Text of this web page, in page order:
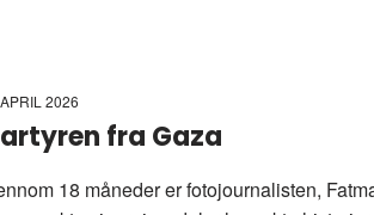
2026
fra Gaza
18 måneder er fotojournalisten,